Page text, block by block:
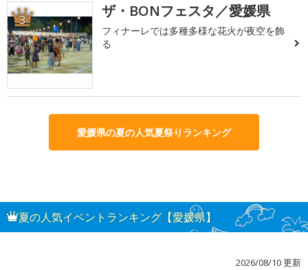
3 ザ・BONフェスタ／愛媛県
フィナーレでは多種多様な花火が夜空を飾
る
愛媛県の夏の人気夏祭りランキング
夏の人気イベントランキング【愛媛県】
2026/08/10 更新